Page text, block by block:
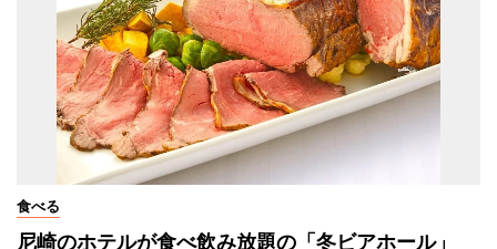
食べる
尼崎のホテルが食べ飲み放題の「冬ビアホール」